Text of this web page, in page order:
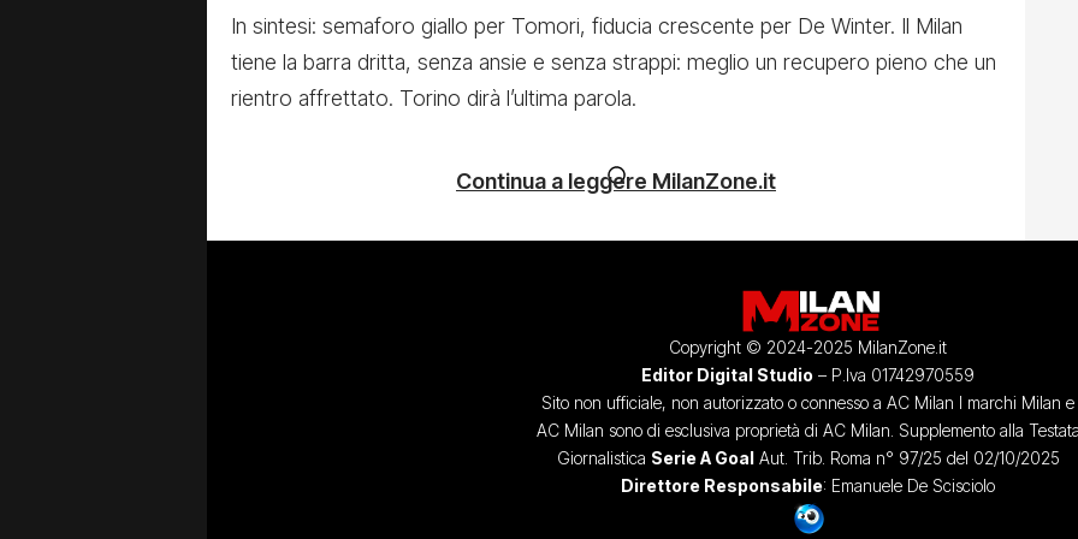
In sintesi: semaforo giallo per Tomori, fiducia crescente per De Winter. Il Milan
tiene la barra dritta, senza ansie e senza strappi: meglio un recupero pieno che un
rientro affrettato. Torino dirà l’ultima parola.
Continua a leggere MilanZone.it
Copyright © 2024-2025 MilanZone.it
Editor Digital Studio – P.Iva 01742970559
Sito non ufficiale, non autorizzato o connesso a AC Milan I marchi Milan e
AC Milan sono di esclusiva proprietà di AC Milan. Supplemento alla
Giornalistica Serie A GoalAut. Trib. Roma n° 97/25 del 02/10/2025
Direttore Responsabile: Emanuele De Scisciolo